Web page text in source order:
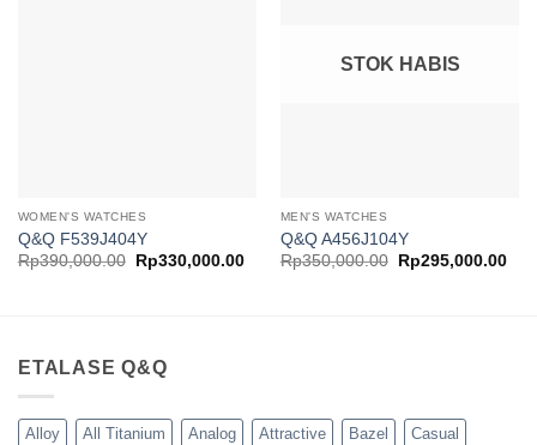
WOMEN'S WATCHES
Q&Q F539J404Y
Rp390,000.00
Harga
aslinya
Rp330,000.00Harga
STOK HABIS
MEN'S WATCHES
Q&Q A456J104Y
Rp350,000.00
Harga
aslinya
Rp295,000.00
ETALASE Q&Q
Alloy All Titanium Analog Attractive Bazel Casual